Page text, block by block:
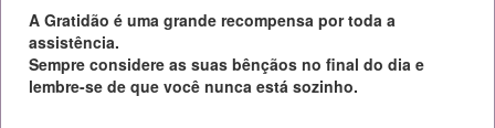
A Gratidão é uma grande recompensa por toda a
assistência.
Sempre considere as suas bênçãos no final do dia e
lembre-se de que você nunca está sozinho.